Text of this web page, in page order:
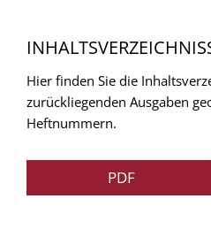
Hier finden Sie die
zurückliegenden Ausgaben
Heftnummern.
PDF